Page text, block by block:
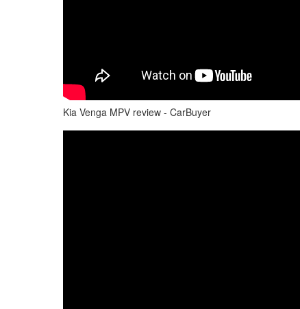
Kia Venga MPV review - CarBuyer